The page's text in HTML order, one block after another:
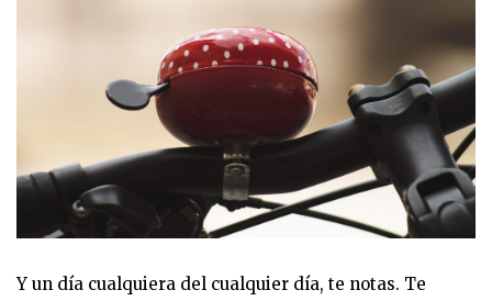
Y un día cualquiera del cualquier día, te notas. Te